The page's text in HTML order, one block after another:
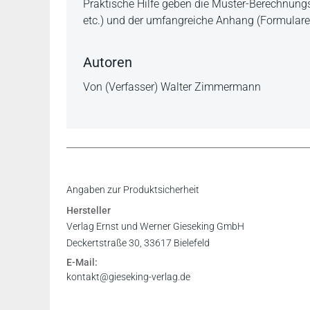
Praktische Hilfe geben die Muster-
etc.) und der umfangreiche Anhang
Autoren
Von (Verfasser) Walter Zimmermann
„... höchst positiven Gesamteindruck. (...) Das
entscheidende Fälle, nämlich zusätzlich die
und Abgrenzungen, kombiniert mit konkreter
Berufseinsteiger und in der Praxis eine
(Richter am AG Dr. Benjamin Krenberger,
Inhaltsverzeichnis
Angaben zur Produktsicherheit
Hersteller
Verlag Ernst und Werner Gieseking GmbH
Deckertstraße 30, 33617 Bielefeld
E-Mail:
kontakt@gieseking-verlag.de